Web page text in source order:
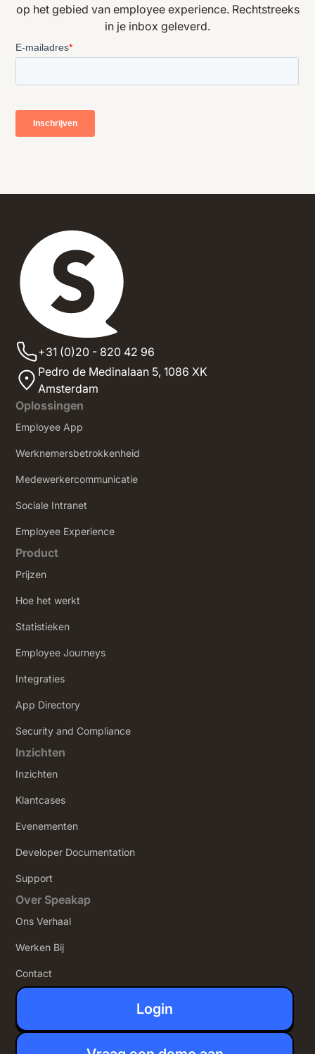
op het gebied van employee experience. Rechtstreeks
in je inbox geleverd.
+31 (0)20 - 820 42 96
Pedro de Medinalaan 5,1086 XK
Amsterdam
Oplossingen
Employee App
Werknemersbetrokkenheid
Medewerkercommunicatie
Sociale Intranet
‍Employee Experience
Product
Prijzen
Hoe het werkt
Statistieken
Employee Journeys
Integraties
App Directory
Security and Compliance
Inzichten
Inzichten
Klantcases
Evenementen
Developer Documentation
Support
Over Speakap
Ons Verhaal
Werken Bij
Contact
Login